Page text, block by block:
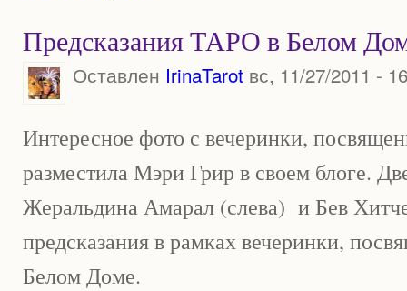
Предсказания ТАРО в Белом
Оставлен IrinaTarotвс, 11/27/2011 -
Интересное фото с вечеринки,
разместила Мэри Грир в своем блоге.
Жеральдина Амарал (слева) и Бев
предсказания в рамках вечеринки,
Белом Доме.